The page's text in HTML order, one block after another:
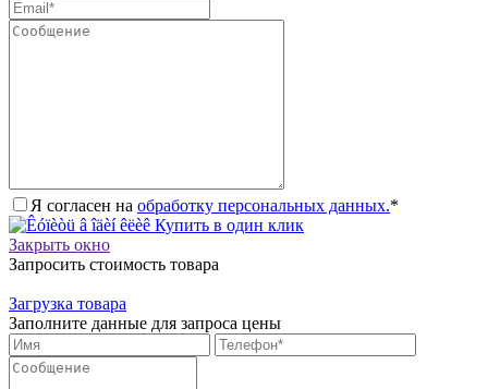
Я согласен на обработку персональных данных.*
Купить в один клик
Закрыть окно
Запросить стоимость товара
Загрузка товара
Заполните данные для запроса цены